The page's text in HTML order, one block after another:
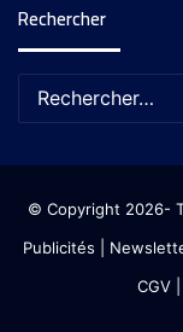
Rechercher
© Copyright 2026-
Publicités
CGV|